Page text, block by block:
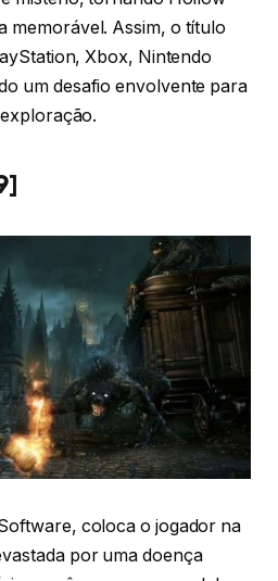
memorável. Assim, o título
Xbox, Nintendo
um desafio envolvente para
coloca o jogador na
por uma doença